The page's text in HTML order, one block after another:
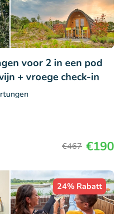
voor 2 in een pod
+ vroege check-in
€467 €190
24% Rabatt